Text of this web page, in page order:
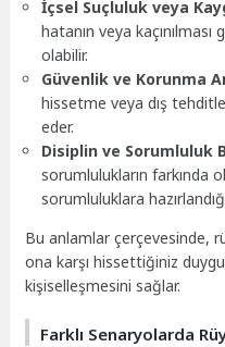
İçsel Suçluluk veya
hatanın veya
olabilir.
Güvenlik ve Korunma
hissetme veya dış
eder.
Disiplin ve Sorumluluk
sorumlulukların farkında
sorumluluklara
Bu anlamlar çerçevesinde,
ona karşı hissettiğiniz
kişiselleşmesini sağlar.
Farklı Senaryolarda